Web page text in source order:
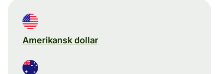
Amerikansk dollar